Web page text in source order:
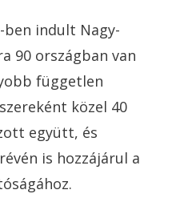
ben indult Nagy-
90 országban van
független
közel 40
együtt, és
is hozzájárul a